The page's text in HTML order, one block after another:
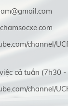
channel/
cả tuần (7h30
channel/